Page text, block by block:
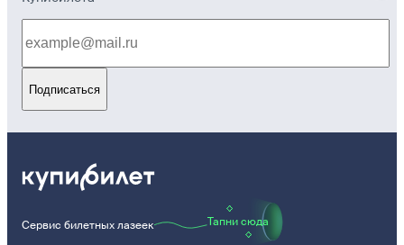
Подписаться
Сервис билетных лазеек Тапни сюда